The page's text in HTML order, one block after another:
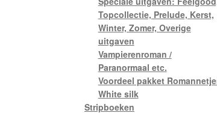
Topcollectie, Prelude, Kerst,
Winter, Zomer, Overige
uitgaven
Vampierenroman /
Paranormaal etc.
Voordeel pakket
White silk
Stripboeken